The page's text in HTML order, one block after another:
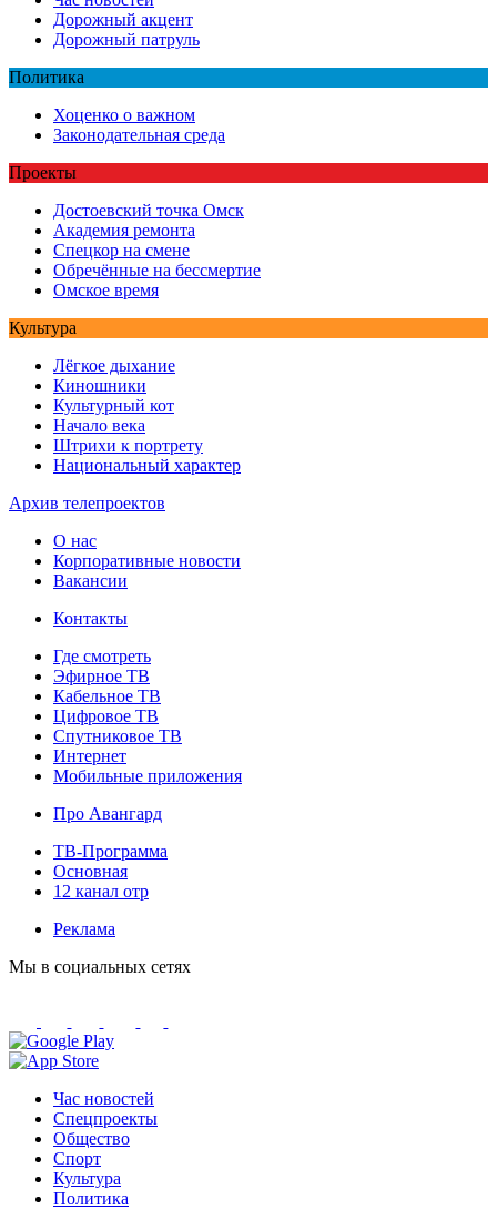
Дорожный акцент
Дорожный патруль
Политика
Хоценко о важном
Законодательная среда
Проекты
Достоевский точка Омск
Академия ремонта
Спецкор на смене
Обречённые на бессмертие
Омское время
Культура
Лёгкое дыхание
Киношники
Культурный кот
Начало века
Штрихи к портрету
Национальный характер
Архив телепроектов
О нас
Корпоративные новости
Вакансии
Контакты
Где смотреть
Эфирное ТВ
Кабельное ТВ
Цифровое ТВ
Спутниковое ТВ
Интернет
Мобильные приложения
Про Авангард
ТВ-Программа
Основная
12 канал отр
Реклама
Мы в социальных сетях
Час новостей
Спецпроекты
Общество
Спорт
Культура
Политика